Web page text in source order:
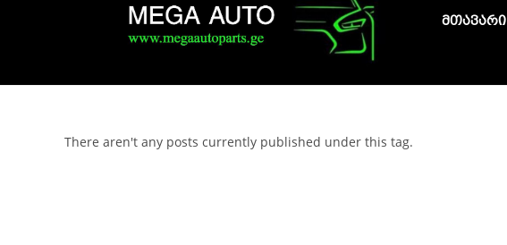
მთავარი
There aren't any posts currently published under this tag.